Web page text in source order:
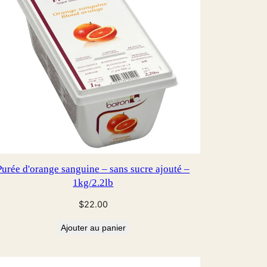
d'orange sanguine – sans sucre ajouté –
1kg/2.2lb
$22.00
Ajouter au panier